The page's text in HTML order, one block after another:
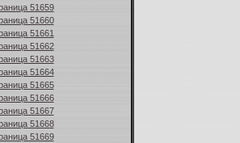
51659
51660
51661
51662
51663
51664
51665
51666
51667
51668
51669